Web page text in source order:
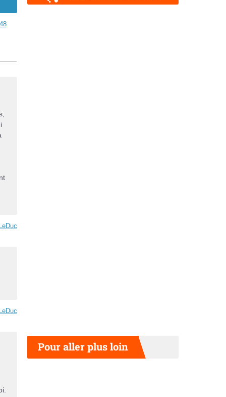
Pour aller plus loin